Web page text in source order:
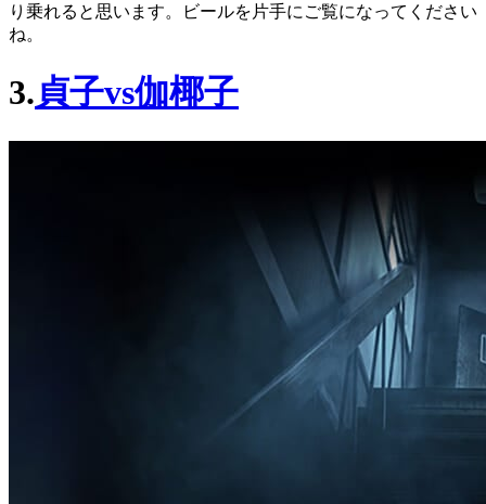
り乗れると思います。ビールを片手にご覧になってください
ね。
3.貞子vs伽椰子